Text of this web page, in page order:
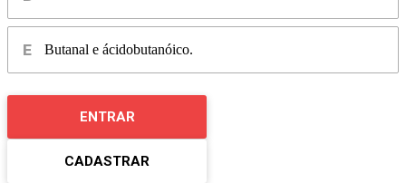
Butanal e ácidobutanóico.
ENTRAR
CADASTRAR